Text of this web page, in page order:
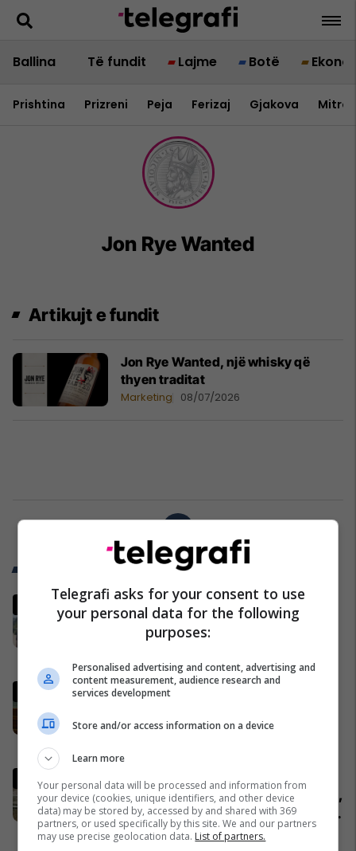
Ballina Të fundit Lajme Botë
Prishtina Prizreni Peja Ferizaj Gjakova
Jon Rye Wanted
Artikujt e fundit
Jon Rye Wanted, një whisky që
thyen traditat
Marketing 08/07/2026
Trend Telegrafi
“Marre duhet me ju ardhë, turp
për votat që i keni”, njëri nga
protestuesit i drejtohet Bedri
Ndërpritet seanca, Kurti nuk
kryeparlamentar - kërkon kohë
Pacolli: Nëse Shqipëria zgjidh
kontratën për Aeroportin e Vlorës,
MABCO do t’i drejtohet arbitrazhit
ndërkombëtar
Shqipëri
Telegrafi asks for your consent to use
your personal data for the following
purposes:
Personalised advertising and content, advertising and
content measurement, audience research and
services development
Store and/or access information on a device
Learn more
Your personal data will be processed and information from
your device (cookies, unique identifiers, and other device
data) may be stored by, accessed by and shared with 369
partners, or used specifically by this site. We and our partners
may use precise geolocation data. List of partners.